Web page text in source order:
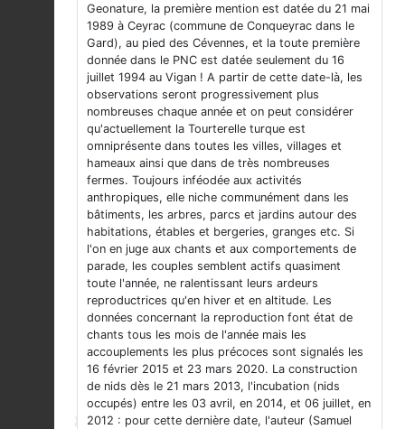
Geonature, la première mention est datée du 21 mai
1989 à Ceyrac (commune de Conqueyrac dans le
Gard), au pied des Cévennes, et la toute première
donnée dans le PNC est datée seulement du 16
juillet 1994 au Vigan ! A partir de cette date-là, les
observations seront progressivement plus
nombreuses chaque année et on peut considérer
qu'actuellement la Tourterelle turque est
omniprésente dans toutes les villes, villages et
hameaux ainsi que dans de très nombreuses
fermes. Toujours inféodée aux activités
anthropiques, elle niche communément dans les
bâtiments, les arbres, parcs et jardins autour des
habitations, étables et bergeries, granges etc. Si
l'on en juge aux chants et aux comportements de
parade, les couples semblent actifs quasiment
toute l'année, ne ralentissant leurs ardeurs
reproductrices qu'en hiver et en altitude. Les
données concernant la reproduction font état de
chants tous les mois de l'année mais les
accouplements les plus précoces sont signalés les
16 février 2015 et 23 mars 2020. La construction
de nids dès le 21 mars 2013, l'incubation (nids
occupés) entre les 03 avril, en 2014, et 06 juillet, en
2012 : pour cette dernière date, l'auteur (Samuel